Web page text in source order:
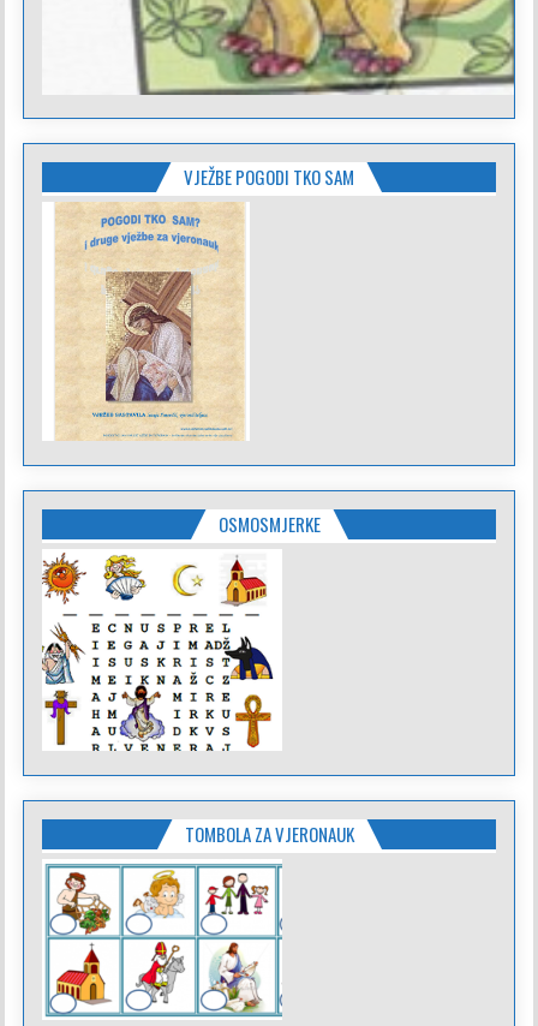
VJEŽBE POGODI TKO SAM
OSMOSMJERKE
TOMBOLA ZA VJERONAUK